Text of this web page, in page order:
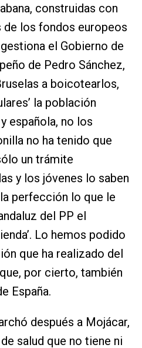
construidas con
de los fondos europeos
el Gobierno de
de Pedro Sánchez,
a boicotearlos,
la población
española, no los
no ha tenido que
un trámite
y los jóvenes lo saben
perfección lo que le
del PP el
Lo hemos podido
que ha realizado del
por cierto, también
España.
después a Mojácar,
salud que no tiene ni